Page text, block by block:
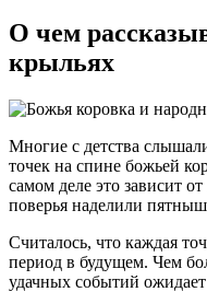
О чем
крыльях
Многие с детства
точек на спине божьей
самом деле это зависит
поверья наделили
Считалось, что каждая
период в будущем. Чем
удачных событий ожидает